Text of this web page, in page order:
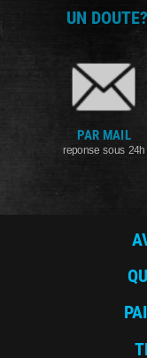
UN
PAR MAIL
reponse sous 24h